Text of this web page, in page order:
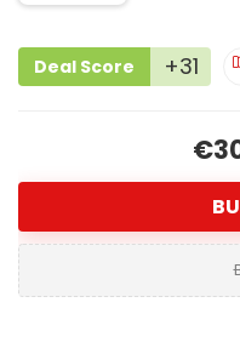
Deal Score +31